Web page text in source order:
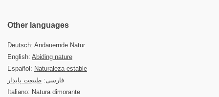
Other languages
Deutsch: Andauernde Natur
English: Abiding nature
Español: Naturaleza estable
فارسی: طبیعت پایدار
Italiano: Natura dimorante